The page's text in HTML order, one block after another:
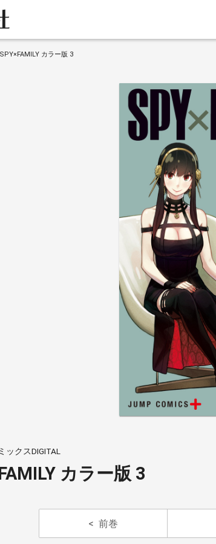
SPY×FAMILY カラー版 3
ックスDIGITAL
カラー版 3
前巻